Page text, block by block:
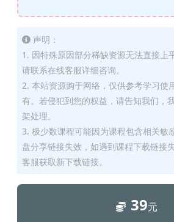
声明：
1. 因特殊原因部分稀缺资源无法直接上
请联系在线客服详细咨询。
2. 本站资源购于网络，仅供参考学习使
有。若侵犯到您的权益，请告知我们，
架处理。
3. 极少数课程可能因为课程包含相关敏
盘分享链接失效，如遇到课程下载链接
客服获取新下载链接。
39元